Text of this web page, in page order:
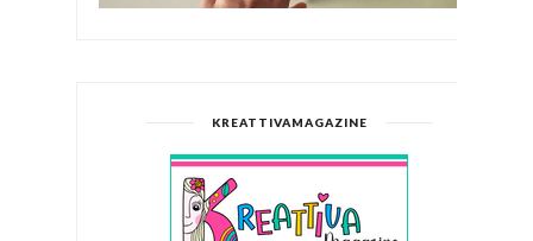
KREATTIVAMAGAZINE